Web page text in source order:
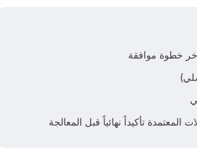
خطوة موافقة
تأكيداً نهائياً قبل المعالجة